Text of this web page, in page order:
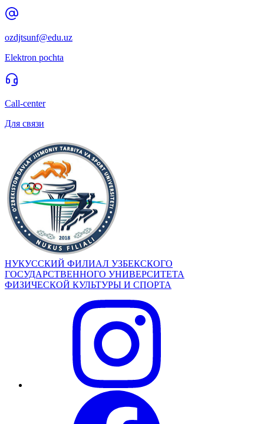
ozdjtsunf@edu.uz
Elektron pochta
Call-center
Для связи
НУКУССКИЙ ФИЛИАЛ УЗБЕКСКОГО
ГОСУДАРСТВЕННОГО УНИВЕРСИТЕТА
ФИЗИЧЕСКОЙ КУЛЬТУРЫ И СПОРТА